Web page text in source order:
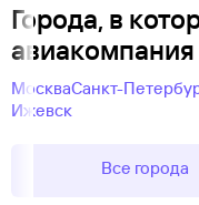
Города, в
МоскваСанкт-
Ижевск
Все города